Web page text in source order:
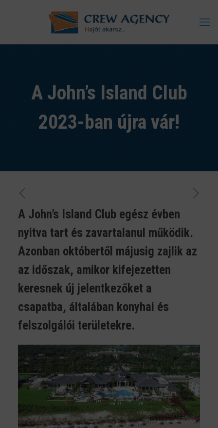
A John’s Island Club
2023-ban újra vár!
A John’s Island Club egész évben
nyitva tart és zavartalanul működik.
Azonban októbertől májusig zajlik az
az időszak, amikor kifejezetten
keresnek új jelentkezőket a
csapatba, általában konyhai és
felszolgálói területekre.